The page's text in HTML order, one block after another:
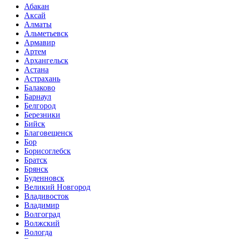
Абакан
Аксай
Алматы
Альметьевск
Армавир
Артем
Архангельск
Астана
Астрахань
Балаково
Барнаул
Белгород
Березники
Бийск
Благовещенск
Бор
Борисоглебск
Братск
Брянск
Буденновск
Великий Новгород
Владивосток
Владимир
Волгоград
Волжский
Вологда